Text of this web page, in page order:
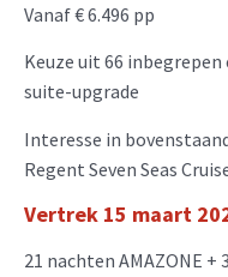
Vanaf € 6.496 pp
Keuze uit 66
suite-upgrade
Interesse in
Regent Seven Seas
Vertrek 15 maart
21 nachten AMAZONE